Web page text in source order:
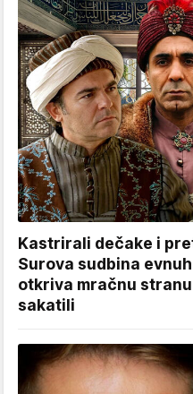
Kastrirali dečake i
Surova sudbina
otkriva mračnu
sakatili